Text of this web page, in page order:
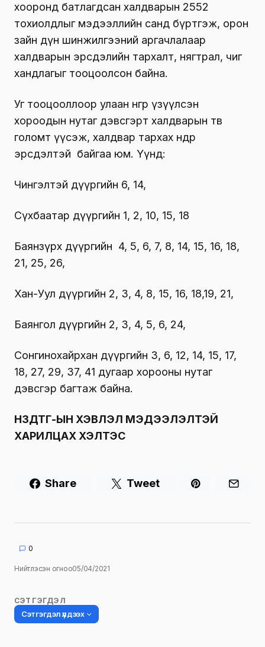
хооронд батлагдсан халдварын 2552
тохиолдлыг мэдээллийн санд бүртгэж, орон
зайн дүн шинжилгээний аргачлалаар
халдварын эрсдэлийн тархалт, нягтрал, чиг
хандлагыг тооцоолсон байна.
Уг тооцооллоор улаан өнгөөр үзүүлсэн
хороодын нутаг дэвсгэрт халдварын төв
голомт үүсэж, халдвар тархах өндөр
эрсдэлтэй байгаа юм. Үүнд:
Чингэлтэй дүүргийн 6, 14,
Сүхбаатар дүүргийн 1, 2, 10, 15, 18
Баянзүрх дүүргийн 4, 5, 6, 7, 8, 14, 15, 16, 18,
21, 25, 26,
Хан-Уул дүүргийн 2, 3, 4, 8, 15, 16, 18,19, 21,
Баянгол дүүргийн 2, 3, 4, 5, 6, 24,
Сонгинохайрхан дүүргийн 3, 6, 12, 14, 15, 17,
18, 27, 29, 37, 41 дугаар хорооны нутаг
дэвсгэр багтаж байна.
НЗДТГ-ЫН ХЭВЛЭЛ МЭДЭЭЛЭЛТЭЙ
ХАРИЛЦАХ ХЭЛТЭС
Share Tweet
0
Нийтлэсэн огноо05/04/2021
СЭТГЭГДЭЛ
Сэтгэгдэл үлдээх